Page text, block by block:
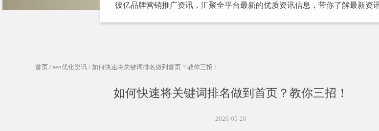
彼亿品牌营销推广资讯，汇聚全平台最新的优质资讯信息，带你了解最新资
首页 / seo优化资讯 / 如何快速将关键词排名做到首页？教你三招！
如何快速将关键词排名做到首页？教你三招！
2020-05-20